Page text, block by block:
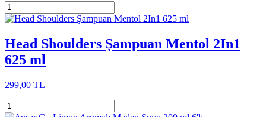
Head Shoulders Şampuan Mentol 2In1
625 ml
299,00 TL